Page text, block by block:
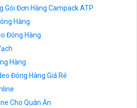
Gói Đơn Hàng Campack ATP
Hàng
Đóng Hàng
Hàng
Đóng Hàng Giá Rẻ
Cho Quán Ăn